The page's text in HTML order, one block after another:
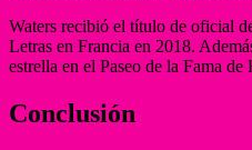
Waters recibió el título de oficial
Letras en Francia en 2018.
estrella en el Paseo de la Fama
Conclusión